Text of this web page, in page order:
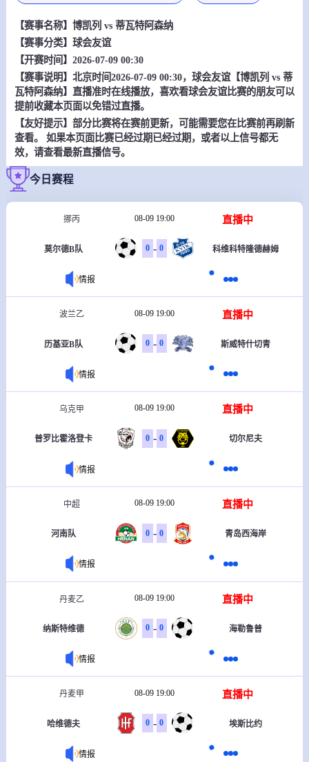
【赛事名称】 博凯列 vs 蒂瓦特阿森纳
【赛事分类】 球会友谊
【开赛时间】2026-07-09 00:30
【赛事说明】北京时间2026-07-09 00:30，球会友谊【博凯列 vs 蒂
瓦特阿森纳】直播准时在线播放，喜欢看球会友谊比赛的朋友可以
提前收藏本页面以免错过直播。
【友好提示】部分比赛将在赛前更新，可能需要您在比赛前再刷新
查看。 如果本页面比赛已经过期已经过期，或者以上信号都无
效，请查看最新直播信号。
今日赛程
挪丙 08-09 19:00 直播中
莫尔德B队 0 - 0 科维科特隆德赫姆
情报
波兰乙 08-09 19:00 直播中
历基亚B队 0 - 0 斯威特什切青
情报
乌克甲 08-09 19:00 直播中
普罗比霍洛登卡 0 - 0 切尔尼夫
情报
中超 08-09 19:00 直播中
河南队 0 - 0 青岛西海岸
情报
丹麦乙 08-09 19:00 直播中
纳斯特维德 0 - 0 海勒鲁普
情报
丹麦甲 08-09 19:00 直播中
哈维德夫 0 - 0 埃斯比约
情报